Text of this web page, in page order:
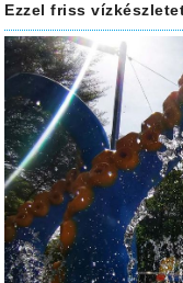
Ezzel friss